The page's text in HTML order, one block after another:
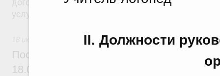
II. Должности
договора на оказание сыскных услуг и об
Постановление Правительства
18.07.2026 г. № 910